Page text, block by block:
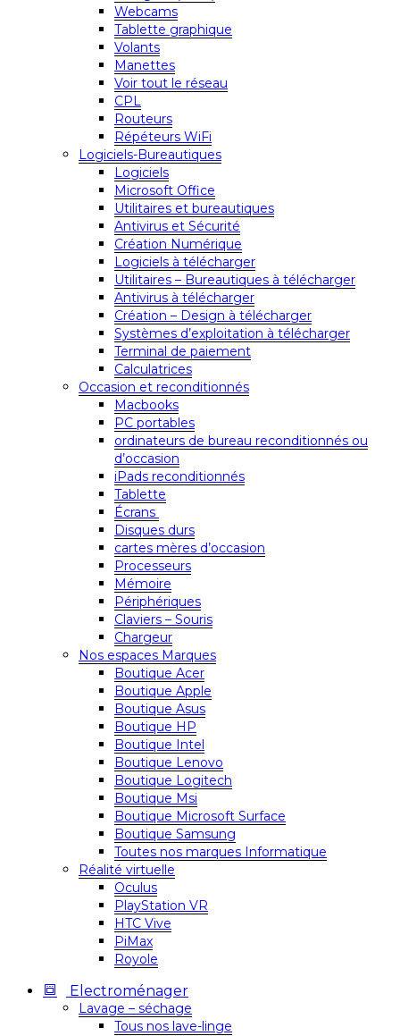
Webcams
Tablette graphique
Volants
Manettes
Voir tout le réseau
CPL
Routeurs
Répéteurs WiFi
Logiciels-Bureautiques
Logiciels
Microsoft Office
Utilitaires et bureautiques
Antivirus et Sécurité
Création Numérique
Logiciels à télécharger
Utilitaires – Bureautiques à télécharger
Antivirus à télécharger
Création – Design à télécharger
Systèmes d’exploitation à télécharger
Terminal de paiement
Calculatrices
Occasion et reconditionnés
Macbooks
PC portables
ordinateurs de bureau reconditionnés ou
d’occasion
iPads reconditionnés
Tablette
Écrans
Disques durs
cartes mères d’occasion
Processeurs
Mémoire
Périphériques
Claviers – Souris
Chargeur
Nos espaces Marques
Boutique Acer
Boutique Apple
Boutique Asus
Boutique HP
Boutique Intel
Boutique Lenovo
Boutique Logitech
Boutique Msi
Boutique Microsoft Surface
Boutique Samsung
Toutes nos marques Informatique
Réalité virtuelle
Oculus
PlayStation VR
HTC Vive
PiMax
Royole
Electroménager
Lavage – séchage
Tous nos lave-linge